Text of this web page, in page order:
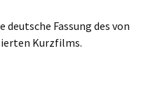
Fassung des von
Kurzfilms.